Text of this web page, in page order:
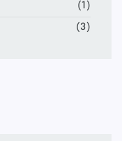
(1)
(3)